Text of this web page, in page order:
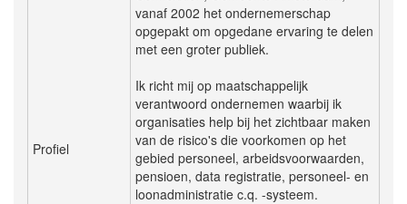
Profiel
vanaf 2002 het ondernemerschap
opgepakt om opgedane ervaring te delen
met een groter publiek.
Ik richt mij op maatschappelijk
verantwoord ondernemen waarbij ik
organisaties help bij het zichtbaar maken
van de risico's die voorkomen op het
gebied personeel, arbeidsvoorwaarden,
pensioen, data registratie, personeel- en
loonadministratie c.q. -systeem.